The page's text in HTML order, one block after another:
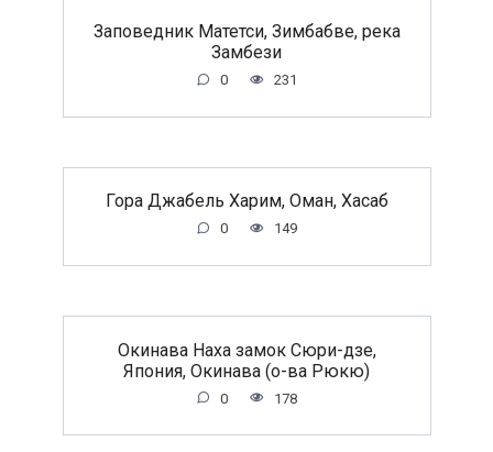
Заповедник Матетси, Зимбабве, река
Замбези
0 231
Гора Джабель Харим, Оман, Хасаб
0 149
Окинава Наха замок Сюри-дзе,
Япония, Окинава (о-ва Рюкю)
0 178